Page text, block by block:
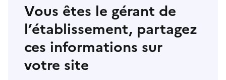
Vous êtes le gérant de
l’établissement, partagez
ces informations sur
votre site